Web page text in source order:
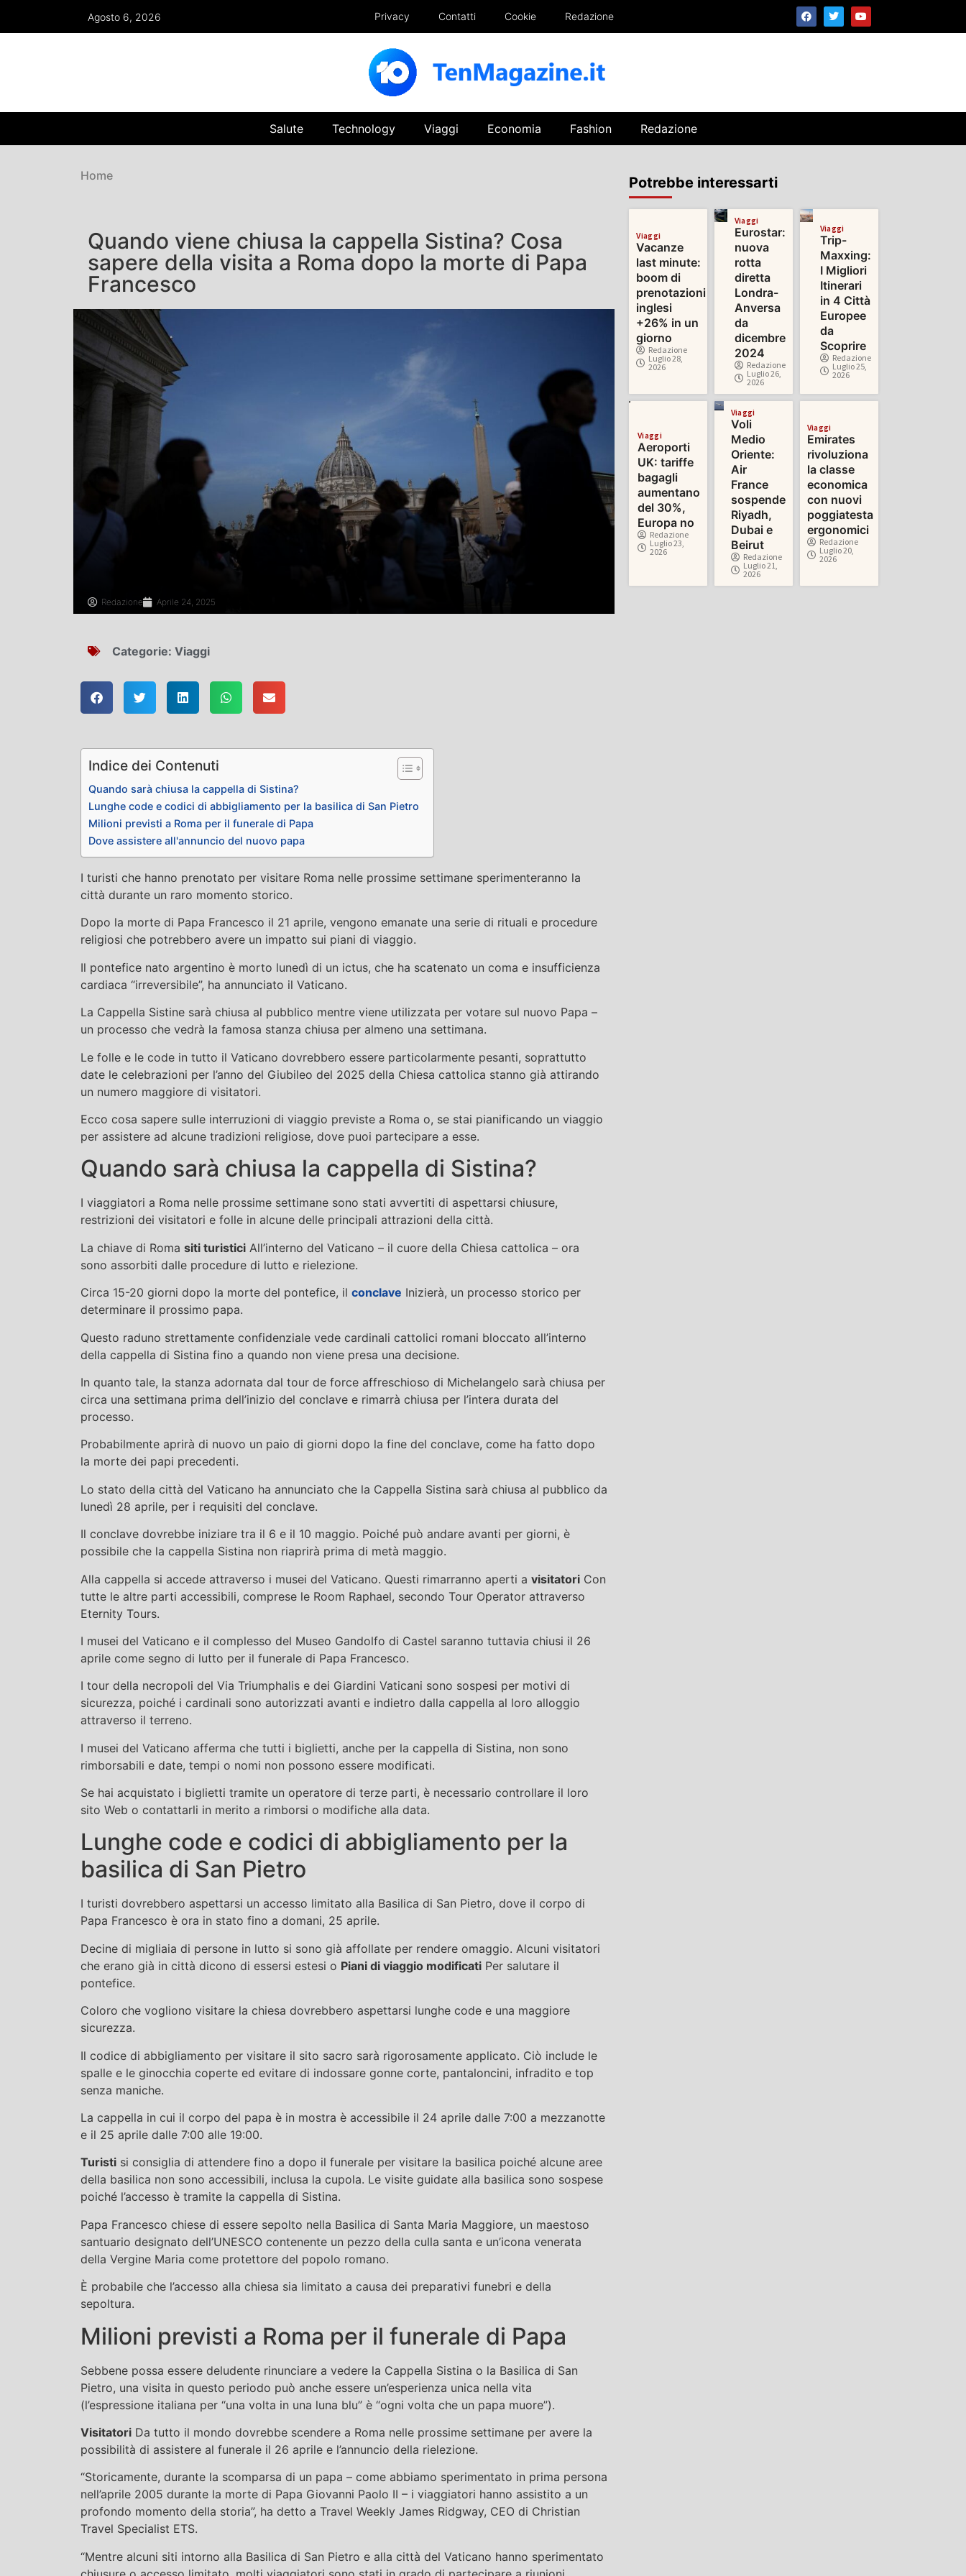
Agosto 6, 2026 Privacy Contatti Cookie Redazione
Salute Technology Viaggi Economia Fashion Redazione
Home
Quando viene chiusa la cappella Sistina? Cosa
sapere della visita a Roma dopo la morte di Papa
Francesco
Redazione Aprile 24, 2025
Categorie: Viaggi
Indice dei Contenuti
Quando sarà chiusa la cappella di Sistina?
Lunghe code e codici di abbigliamento per la basilica di San Pietro
Milioni previsti a Roma per il funerale di Papa
Dove assistere all'annuncio del nuovo papa
I turisti che hanno prenotato per visitare Roma nelle prossime settimane sperimenteranno la
città durante un raro momento storico.
Dopo la morte di Papa Francesco il 21 aprile, vengono emanate una serie di rituali e procedure
religiosi che potrebbero avere un impatto sui piani di viaggio.
Il pontefice nato argentino è morto lunedì di un ictus, che ha scatenato un coma e insufficienza
cardiaca “irreversibile”, ha annunciato il Vaticano.
La Cappella Sistine sarà chiusa al pubblico mentre viene utilizzata per votare sul nuovo Papa –
un processo che vedrà la famosa stanza chiusa per almeno una settimana.
Le folle e le code in tutto il Vaticano dovrebbero essere particolarmente pesanti, soprattutto
date le celebrazioni per l’anno del Giubileo del 2025 della Chiesa cattolica stanno già attirando
un numero maggiore di visitatori.
Ecco cosa sapere sulle interruzioni di viaggio previste a Roma o, se stai pianificando un viaggio
per assistere ad alcune tradizioni religiose, dove puoi partecipare a esse.
Quando sarà chiusa la cappella di Sistina?
I viaggiatori a Roma nelle prossime settimane sono stati avvertiti di aspettarsi chiusure,
restrizioni dei visitatori e folle in alcune delle principali attrazioni della città.
La chiave di Roma siti turistici All’interno del Vaticano – il cuore della Chiesa cattolica – ora
sono assorbiti dalle procedure di lutto e rielezione.
Circa 15-20 giorni dopo la morte del pontefice, il conclave Inizierà, un processo storico per
determinare il prossimo papa.
Questo raduno strettamente confidenziale vede cardinali cattolici romani bloccato all’interno
della cappella di Sistina fino a quando non viene presa una decisione.
In quanto tale, la stanza adornata dal tour de force affreschioso di Michelangelo sarà chiusa per
circa una settimana prima dell’inizio del conclave e rimarrà chiusa per l’intera durata del
processo.
Probabilmente aprirà di nuovo un paio di giorni dopo la fine del conclave, come ha fatto dopo
la morte dei papi precedenti.
Lo stato della città del Vaticano ha annunciato che la Cappella Sistina sarà chiusa al pubblico da
lunedì 28 aprile, per i requisiti del conclave.
Il conclave dovrebbe iniziare tra il 6 e il 10 maggio. Poiché può andare avanti per giorni, è
possibile che la cappella Sistina non riaprirà prima di metà maggio.
Alla cappella si accede attraverso i musei del Vaticano. Questi rimarranno aperti a visitatori Con
tutte le altre parti accessibili, comprese le Room Raphael, secondo Tour Operator attraverso
Eternity Tours.
I musei del Vaticano e il complesso del Museo Gandolfo di Castel saranno tuttavia chiusi il 26
aprile come segno di lutto per il funerale di Papa Francesco.
I tour della necropoli del Via Triumphalis e dei Giardini Vaticani sono sospesi per motivi di
sicurezza, poiché i cardinali sono autorizzati avanti e indietro dalla cappella al loro alloggio
attraverso il terreno.
I musei del Vaticano afferma che tutti i biglietti, anche per la cappella di Sistina, non sono
rimborsabili e date, tempi o nomi non possono essere modificati.
Se hai acquistato i biglietti tramite un operatore di terze parti, è necessario controllare il loro
sito Web o contattarli in merito a rimborsi o modifiche alla data.
Lunghe code e codici di abbigliamento per la
basilica di San Pietro
I turisti dovrebbero aspettarsi un accesso limitato alla Basilica di San Pietro, dove il corpo di
Papa Francesco è ora in stato fino a domani, 25 aprile.
Decine di migliaia di persone in lutto si sono già affollate per rendere omaggio. Alcuni visitatori
che erano già in città dicono di essersi estesi o Piani di viaggio modificati Per salutare il
pontefice.
Coloro che vogliono visitare la chiesa dovrebbero aspettarsi lunghe code e una maggiore
sicurezza.
Il codice di abbigliamento per visitare il sito sacro sarà rigorosamente applicato. Ciò include le
spalle e le ginocchia coperte ed evitare di indossare gonne corte, pantaloncini, infradito e top
senza maniche.
La cappella in cui il corpo del papa è in mostra è accessibile il 24 aprile dalle 7:00 a mezzanotte
e il 25 aprile dalle 7:00 alle 19:00.
Turisti si consiglia di attendere fino a dopo il funerale per visitare la basilica poiché alcune aree
della basilica non sono accessibili, inclusa la cupola. Le visite guidate alla basilica sono sospese
poiché l’accesso è tramite la cappella di Sistina.
Papa Francesco chiese di essere sepolto nella Basilica di Santa Maria Maggiore, un maestoso
santuario designato dell’UNESCO contenente un pezzo della culla santa e un’icona venerata
della Vergine Maria come protettore del popolo romano.
È probabile che l’accesso alla chiesa sia limitato a causa dei preparativi funebri e della
sepoltura.
Milioni previsti a Roma per il funerale di Papa
Sebbene possa essere deludente rinunciare a vedere la Cappella Sistina o la Basilica di San
Pietro, una visita in questo periodo può anche essere un’esperienza unica nella vita
(l’espressione italiana per “una volta in una luna blu” è “ogni volta che un papa muore”).
Visitatori Da tutto il mondo dovrebbe scendere a Roma nelle prossime settimane per avere la
possibilità di assistere al funerale il 26 aprile e l’annuncio della rielezione.
“Storicamente, durante la scomparsa di un papa – come abbiamo sperimentato in prima persona
nell’aprile 2005 durante la morte di Papa Giovanni Paolo II – i viaggiatori hanno assistito a un
profondo momento della storia”, ha detto a Travel Weekly James Ridgway, CEO di Christian
Travel Specialist ETS.
“Mentre alcuni siti intorno alla Basilica di San Pietro e alla città del Vaticano hanno sperimentato
Potrebbe interessarti
Viaggi
Vacanze
last minute:
boom di
prenotazioni
inglesi
+26% in un
giorno
Redazione
Luglio 28,
2026
Viaggi
Eurostar:
nuova
rotta
diretta
Londra-
Anversa
da
dicembre
2024
Redazione
Luglio 26,
2026
Viaggi
Trip-
Maxxing:
I Migliori
Itinerari
in 4 Città
Europee
da
Scoprire
Redazione
Luglio 25,
2026
Viaggi
Aeroporti
UK: tariffe
bagagli
aumentano
del 30%,
Europa no
Redazione
Luglio 23,
2026
Viaggi
Voli
Medio
Oriente:
Air
France
sospende
Riyadh,
Dubai e
Beirut
Redazione
Luglio 21,
2026
Viaggi
Emirates
rivoluziona
la classe
economica
con nuovi
poggiatesta
ergonomici
Redazione
Luglio 20,
2026